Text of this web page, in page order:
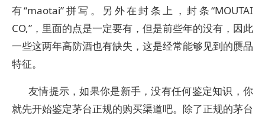
有“maotai”拼写。另外在封条上，封条“MOUTAI
CO,”，里面的点是一定要有，但是前些年的没有，因此
一些这两年高防酒也有缺失，这是经常能够见到的赝品
特征。
友情提示，如果你是新手，没有任何鉴定知识，你
就先开始鉴定茅台正规的购买渠道吧。除了正规的茅台